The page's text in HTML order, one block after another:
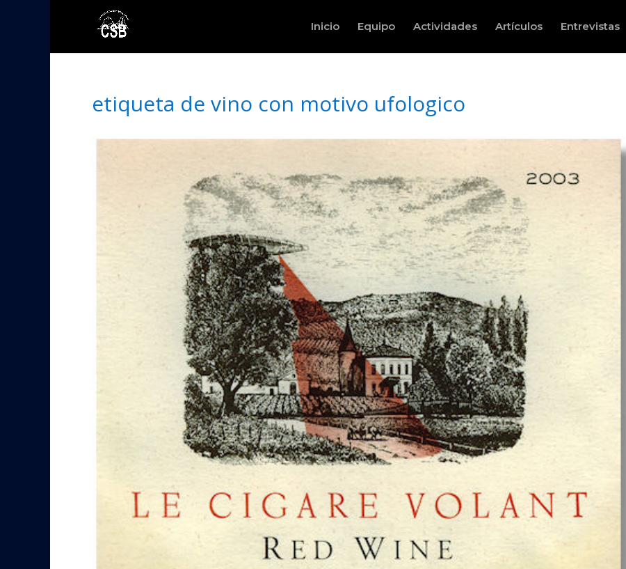
Inicio Equipo Actividades Artículos Entrevistas
etiqueta de vino con motivo ufologico